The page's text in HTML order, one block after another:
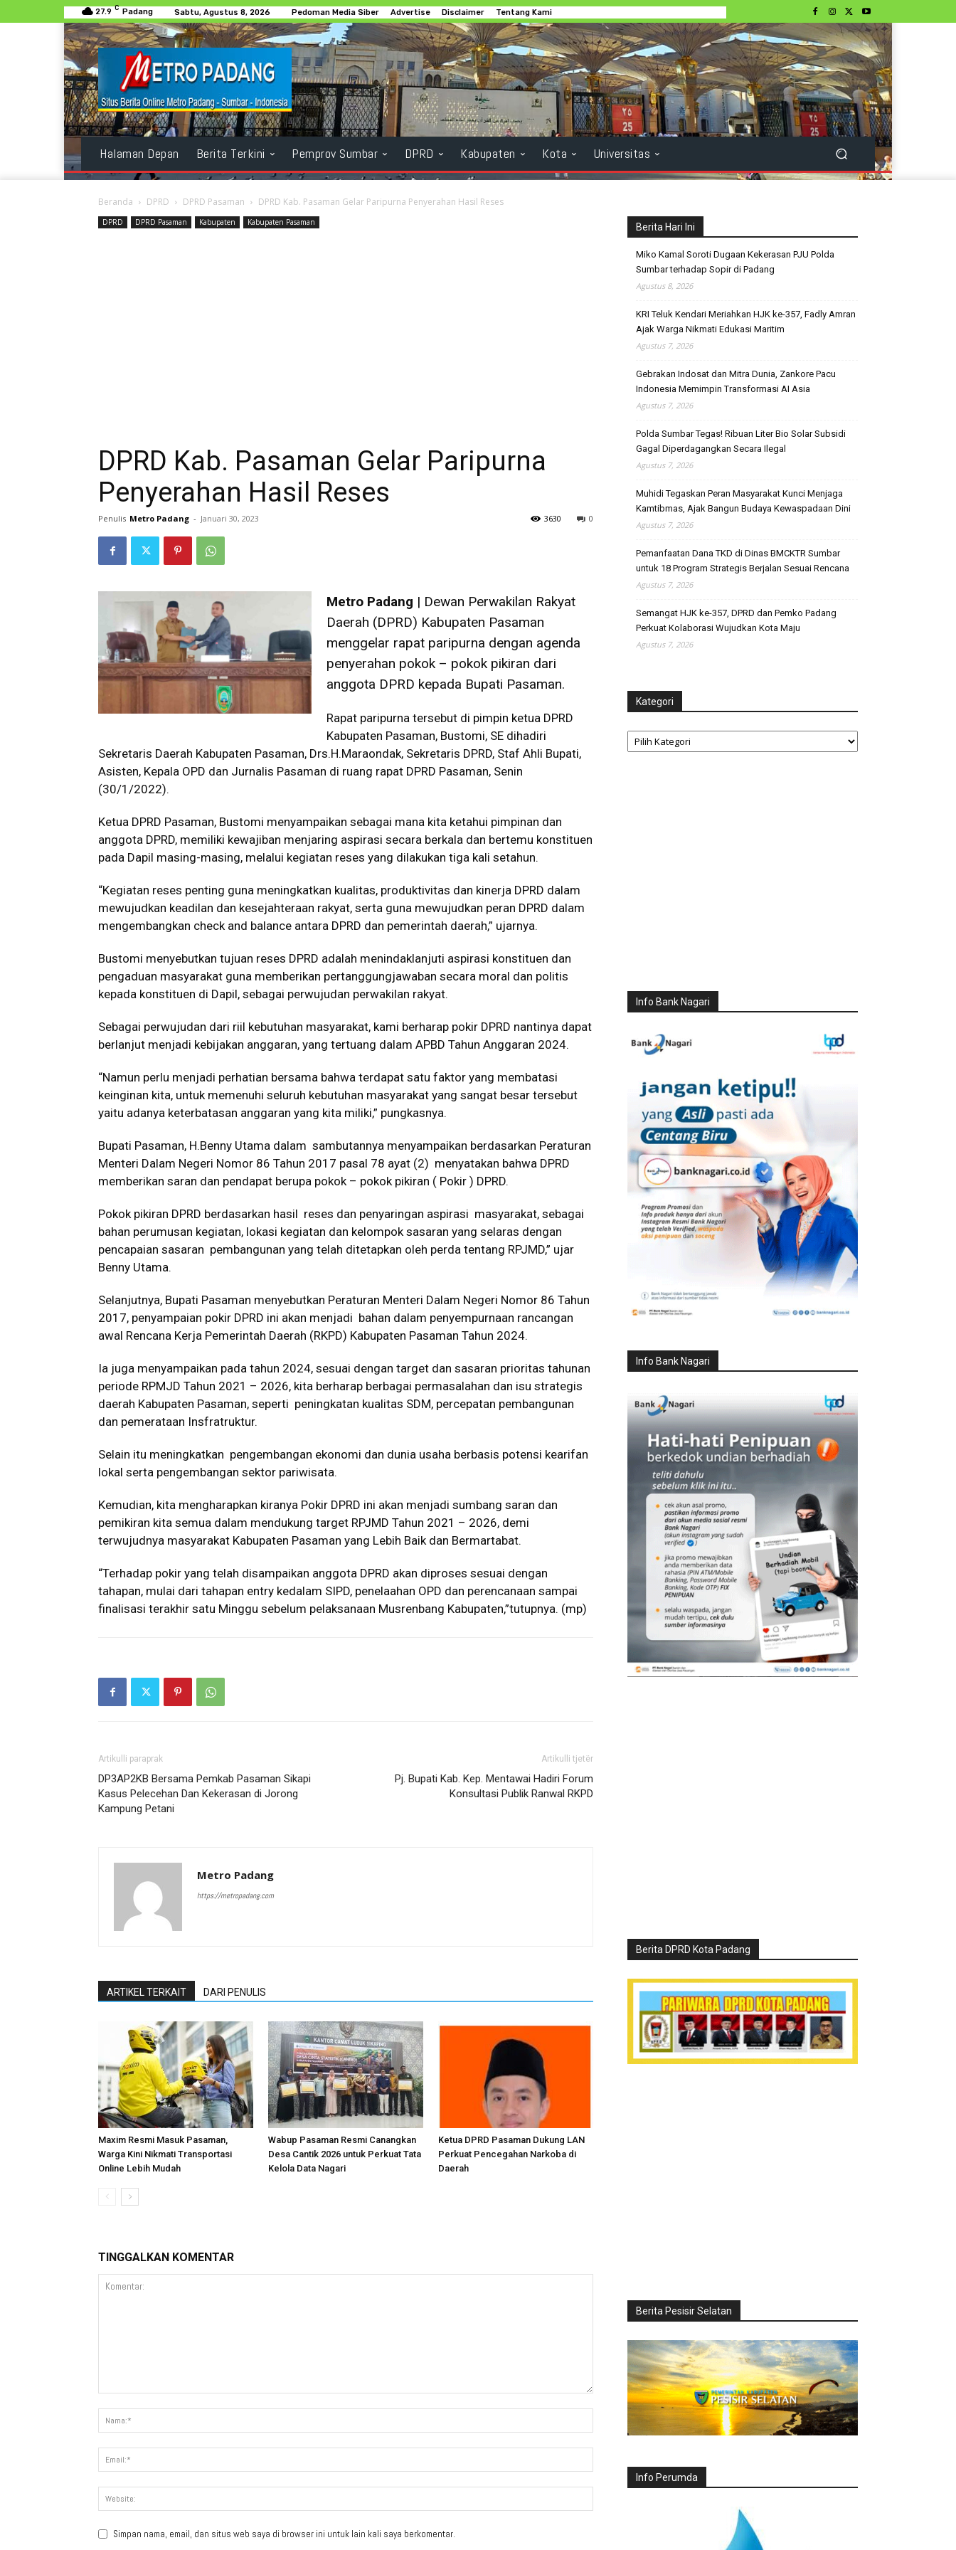
27.9 C Padang Sabtu, Agustus 8, 2026 Pedoman Media Siber Advertise Disclaimer Tentang Kami
Halaman Depan Berita Terkini Pemprov Sumbar DPRD Kabupaten Kota Universitas
Beranda DPRD DPRD Pasaman DPRD Kab. Pasaman Gelar Paripurna Penyerahan Hasil Reses
DPRD DPRD Pasaman Kabupaten Kabupaten Pasaman
DPRD Kab. Pasaman Gelar Paripurna
Penyerahan Hasil Reses
Penulis Metro Padang - Januari 30, 2023 0
3630
Metro Padang | Dewan Perwakilan Rakyat
Daerah (DPRD) Kabupaten Pasaman
menggelar rapat paripurna dengan agenda
penyerahan pokok – pokok pikiran dari
anggota DPRD kepada Bupati Pasaman.
Rapat paripurna tersebut di pimpin ketua DPRD
Kabupaten Pasaman, Bustomi, SE dihadiri
Sekretaris Daerah Kabupaten Pasaman, Drs.H.Maraondak, Sekretaris DPRD, Staf Ahli Bupati,
Asisten, Kepala OPD dan Jurnalis Pasaman di ruang rapat DPRD Pasaman, Senin
(30/1/2022).
Ketua DPRD Pasaman, Bustomi menyampaikan sebagai mana kita ketahui pimpinan dan
anggota DPRD, memiliki kewajiban menjaring aspirasi secara berkala dan bertemu konstituen
pada Dapil masing-masing, melalui kegiatan reses yang dilakukan tiga kali setahun.
“Kegiatan reses penting guna meningkatkan kualitas, produktivitas dan kinerja DPRD dalam
mewujudkan keadilan dan kesejahteraan rakyat, serta guna mewujudkan peran DPRD dalam
mengembangkan check and balance antara DPRD dan pemerintah daerah,” ujarnya.
Bustomi menyebutkan tujuan reses DPRD adalah menindaklanjuti aspirasi konstituen dan
pengaduan masyarakat guna memberikan pertanggungjawaban secara moral dan politis
kepada konstituen di Dapil, sebagai perwujudan perwakilan rakyat.
Sebagai perwujudan dari riil kebutuhan masyarakat, kami berharap pokir DPRD nantinya dapat
berlanjut menjadi kebijakan anggaran, yang tertuang dalam APBD Tahun Anggaran 2024.
“Namun perlu menjadi perhatian bersama bahwa terdapat satu faktor yang membatasi
keinginan kita, untuk memenuhi seluruh kebutuhan masyarakat yang sangat besar tersebut
yaitu adanya keterbatasan anggaran yang kita miliki,” pungkasnya.
Bupati Pasaman, H.Benny Utama dalam sambutannya menyampaikan berdasarkan Peraturan
Menteri Dalam Negeri Nomor 86 Tahun 2017 pasal 78 ayat (2) menyatakan bahwa DPRD
memberikan saran dan pendapat berupa pokok – pokok pikiran ( Pokir ) DPRD.
Pokok pikiran DPRD berdasarkan hasil reses dan penyaringan aspirasi masyarakat, sebagai
bahan perumusan kegiatan, lokasi kegiatan dan kelompok sasaran yang selaras dengan
pencapaian sasaran pembangunan yang telah ditetapkan oleh perda tentang RPJMD,” ujar
Benny Utama.
Selanjutnya, Bupati Pasaman menyebutkan Peraturan Menteri Dalam Negeri Nomor 86 Tahun
2017, penyampaian pokir DPRD ini akan menjadi bahan dalam penyempurnaan rancangan
awal Rencana Kerja Pemerintah Daerah (RKPD) Kabupaten Pasaman Tahun 2024.
Ia juga menyampaikan pada tahun 2024, sesuai dengan target dan sasaran prioritas tahunan
periode RPMJD Tahun 2021 – 2026, kita berharap berbagai permasalahan dan isu strategis
daerah Kabupaten Pasaman, seperti peningkatan kualitas SDM, percepatan pembangunan
dan pemerataan Insfratruktur.
Selain itu meningkatkan pengembangan ekonomi dan dunia usaha berbasis potensi kearifan
lokal serta pengembangan sektor pariwisata.
Kemudian, kita mengharapkan kiranya Pokir DPRD ini akan menjadi sumbang saran dan
pemikiran kita semua dalam mendukung target RPJMD Tahun 2021 – 2026, demi
terwujudnya masyarakat Kabupaten Pasaman yang Lebih Baik dan Bermartabat.
“Terhadap pokir yang telah disampaikan anggota DPRD akan diproses sesuai dengan
tahapan, mulai dari tahapan entry kedalam SIPD, penelaahan OPD dan perencanaan sampai
finalisasi terakhir satu Minggu sebelum pelaksanaan Musrenbang Kabupaten,”tutupnya. (mp)
Artikulli paraprak
DP3AP2KB Bersama Pemkab Pasaman Sikapi
Kasus Pelecehan Dan Kekerasan di Jorong
Kampung Petani
Artikulli tjetër
Pj. Bupati Kab. Kep. Mentawai Hadiri Forum
Konsultasi Publik Ranwal RKPD
Metro Padang
https://metropadang.com
ARTIKEL TERKAIT DARI PENULIS
Maxim Resmi Masuk Pasaman,
Warga Kini Nikmati Transportasi
Online Lebih Mudah
Wabup Pasaman Resmi Canangkan
Desa Cantik 2026 untuk Perkuat Tata
Kelola Data Nagari
Ketua DPRD Pasaman Dukung LAN
Perkuat Pencegahan Narkoba di
Daerah
TINGGALKAN KOMENTAR
Simpan nama, email, dan situs web saya di browser ini untuk lain kali saya berkomentar.
Berita Hari Ini
Miko Kamal Soroti Dugaan Kekerasan PJU Polda
Sumbar terhadap Sopir di Padang
Agustus 8, 2026
KRI Teluk Kendari Meriahkan HJK ke-357, Fadly Amran
Ajak Warga Nikmati Edukasi Maritim
Agustus 7, 2026
Gebrakan Indosat dan Mitra Dunia, Zankore Pacu
Indonesia Memimpin Transformasi AI Asia
Agustus 7, 2026
Polda Sumbar Tegas! Ribuan Liter Bio Solar Subsidi
Gagal Diperdagangkan Secara Ilegal
Agustus 7, 2026
Muhidi Tegaskan Peran Masyarakat Kunci Menjaga
Kamtibmas, Ajak Bangun Budaya Kewaspadaan Dini
Agustus 7, 2026
Pemanfaatan Dana TKD di Dinas BMCKTR Sumbar
untuk 18 Program Strategis Berjalan Sesuai Rencana
Agustus 7, 2026
Semangat HJK ke-357, DPRD dan Pemko Padang
Perkuat Kolaborasi Wujudkan Kota Maju
Agustus 7, 2026
Kategori
Kategori
Info Bank Nagari
Info Bank Nagari
Berita DPRD Kota Padang
Berita Pesisir Selatan
Info Perumda